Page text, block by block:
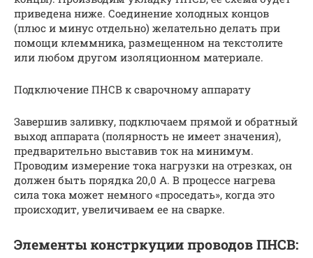
приведена ниже. Соединение холодных концов
(плюс и минус отдельно) желательно делать при
помощи клеммника, размещенном на текстолите
или любом другом изоляционном материале.
Подключение ПНСВ к сварочному аппарату
Завершив заливку, подключаем прямой и обратный
выход аппарата (полярность не имеет значения),
предварительно выставив ток на минимум.
Проводим измерение тока нагрузки на отрезках, он
должен быть порядка 20,0 А. В процессе нагрева
сила тока может немного «проседать», когда это
происходит, увеличиваем ее на сварке.
Элементы констркуции проводов ПНСВ: